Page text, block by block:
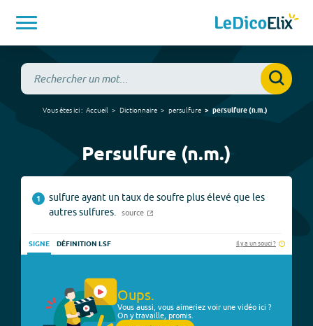
Vous êtes ici : Accueil Dictionnaire persulfure persulfure(n.m.)
Persulfure (n.m.)
1
sulfure ayant un taux de soufre plus élevé que les
autres sulfures.
source
SIGNE DÉFINITION LSF Il y a un souci ?
Oups.
Vous aussi, vous aimeriez voir une vidéo ici ?
On y travaille, promis.